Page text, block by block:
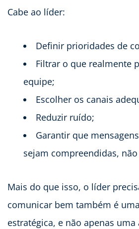
Cabe ao líder:
Definir prioridades de
Filtrar o que realmente
equipe;
Escolher os canais
Reduzir ruído;
Garantir que
sejam compreendidas,
Mais do que isso, o líder
comunicar bem também é
estratégica, e não apenas